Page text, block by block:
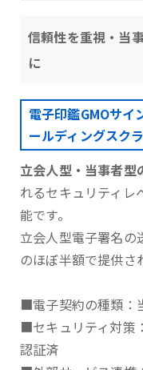
信頼性を重視・当
に
電子印鑑GMOサイ
ールディングスク
立会人型・当事者型
れるセキュリティレ
能です。
⽴会⼈型電⼦署名の
のほぼ半額で提供さ
■電子契約の種類：
■セキュリティ対策
認証済